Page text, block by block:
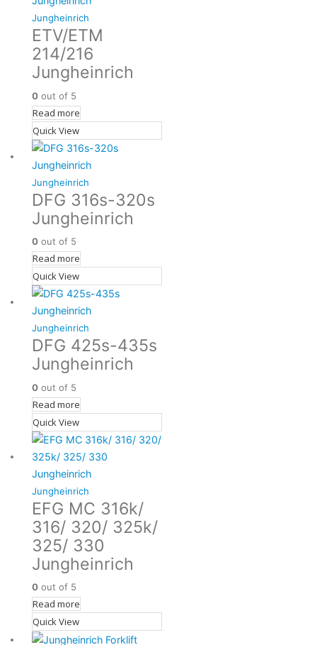
Jungheinrich
ETV/ETM
214/216
Jungheinrich
0 out of 5
Read more
Quick View
Jungheinrich
DFG 316s-320s
Jungheinrich
0 out of 5
Read more
Quick View
Jungheinrich
DFG 425s-435s
Jungheinrich
0 out of 5
Read more
Quick View
Jungheinrich
EFG MC 316k/
316/ 320/ 325k/
325/ 330
Jungheinrich
0 out of 5
Read more
Quick View